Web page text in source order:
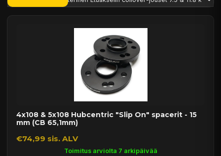
4x108 & 5x108 Hubcentric "Slip On" spacerit - 15
mm (CB 65,1mm)
€74,99 sis. ALV
Toimitus arviolta 7 arkipäivää